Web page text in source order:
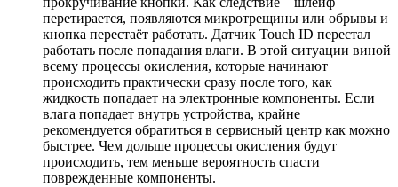
перетирается, появляются микротрещины или обрывы и
кнопка перестаёт работать. Датчик Touch ID перестал
работать после попадания влаги. В этой ситуации виной
всему процессы окисления, которые начинают
происходить практически сразу после того, как
жидкость попадает на электронные компоненты. Если
влага попадает внутрь устройства, крайне
рекомендуется обратиться в сервисный центр как можно
быстрее. Чем дольше процессы окисления будут
происходить, тем меньше вероятность спасти
поврежденные компоненты.